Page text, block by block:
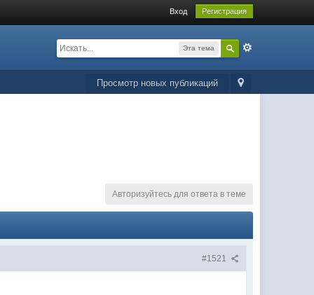
Вход Регистрация
Эта тема
Просмотр новых публикаций
Авторизуйтесь для ответа в теме
#1521